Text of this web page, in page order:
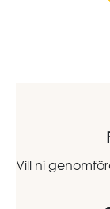
Vill ni